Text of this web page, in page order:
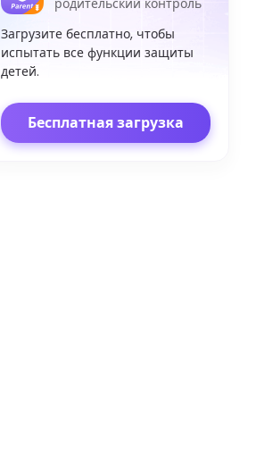
родительский контроль
Загрузите бесплатно, чтобы
испытать все функции защиты
детей.
Бесплатная загрузка